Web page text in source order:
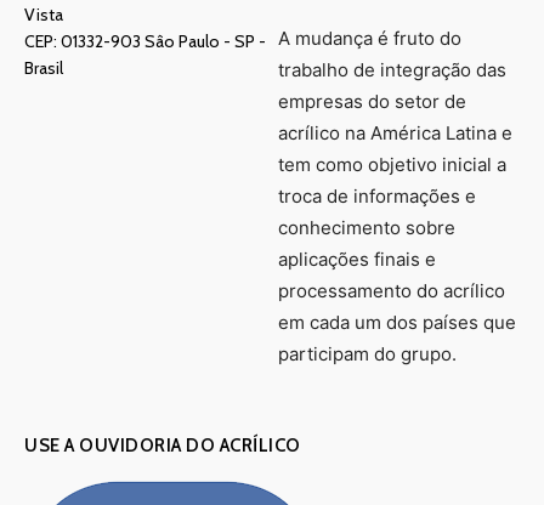
Vista
CEP: 01332-903 Sâo Paulo - SP -
Brasil
A mudança é fruto do
trabalho de integração das
empresas do setor de
acrílico na América Latina e
tem como objetivo inicial a
troca de informações e
conhecimento sobre
aplicações finais e
processamento do acrílico
em cada um dos países que
participam do grupo.
USE A OUVIDORIA DO ACRÍLICO